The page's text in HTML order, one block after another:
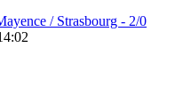
/ Strasbourg - 2/0